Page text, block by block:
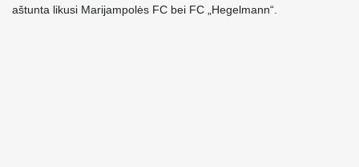
aštunta likusi Marijampolės FC bei FC „Hegelmann“.